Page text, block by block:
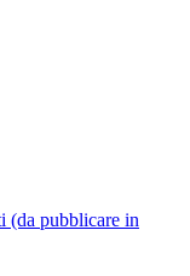
(da pubblicare in